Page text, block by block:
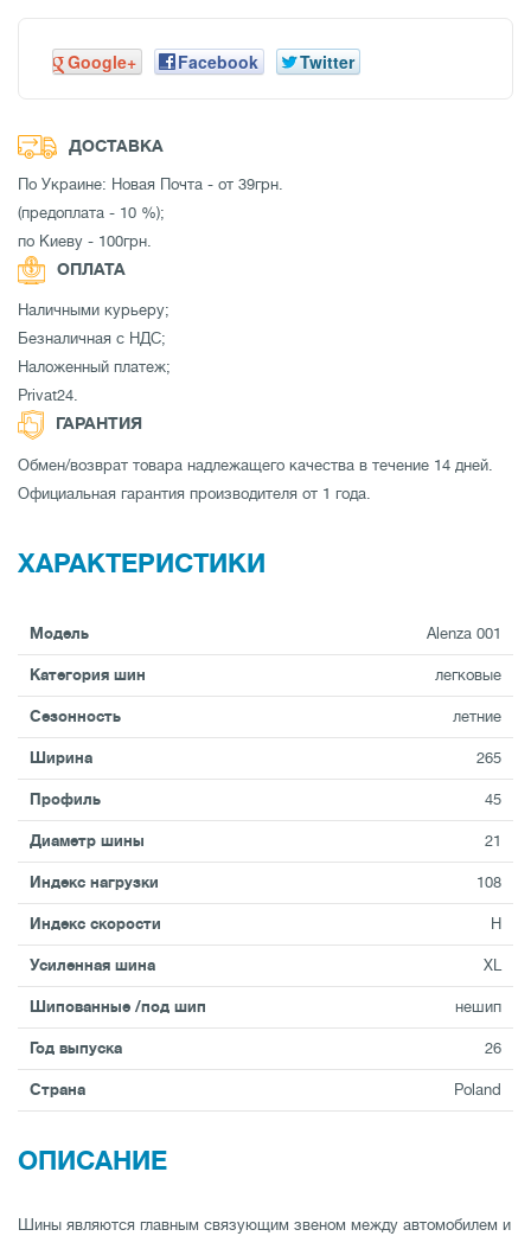
Google+ Facebook Twitter
ДОСТАВКА
По Украине: Новая Почта - от 39грн.
(предоплата - 10 %);
по Киеву - 100грн.
ОПЛАТА
Наличными курьеру;
Безналичная с НДС;
Наложенный платеж;
Privat24.
ГАРАНТИЯ
Обмен/возврат товара надлежащего качества в течение 14 дней.
Официальная гарантия производителя от 1 года.
ХАРАКТЕРИСТИКИ
Модель Alenza 001
Категория шин легковые
Сезонность летние
Ширина 265
Профиль 45
Диаметр шины 21
Индекс нагрузки 108
Индекс скорости H
Усиленная шина XL
Шипованные /под шип нешип
Год выпуска 26
Страна Poland
ОПИСАНИЕ
Шины являются главным связующим звеном между автомобилем и